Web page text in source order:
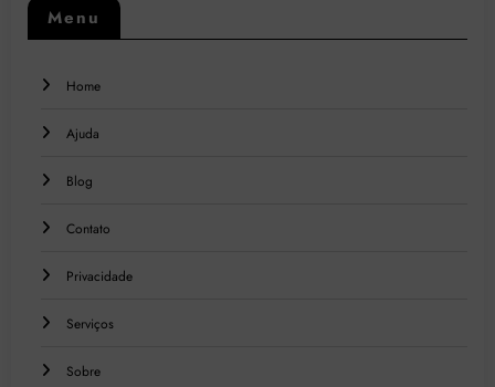
Menu
Home
Ajuda
Blog
Contato
Privacidade
Serviços
Sobre